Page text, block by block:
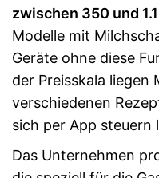
zwischen 350 und
Modelle mit
Geräte ohne diese
der Preisskala liegen
verschiedenen
sich per App steuern
Das Unternehmen